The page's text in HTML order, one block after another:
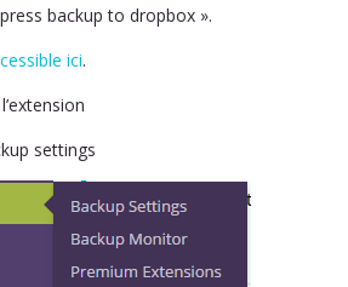
backup to dropbox ».
ici.
settings